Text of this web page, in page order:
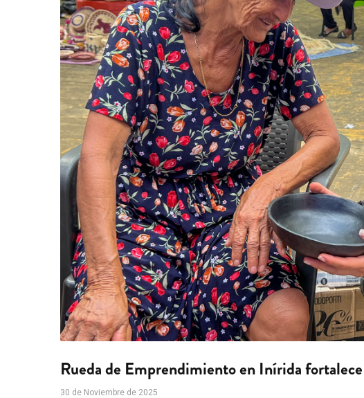
Rueda de Emprendimiento en Inírida
30 de Noviembre de 2025